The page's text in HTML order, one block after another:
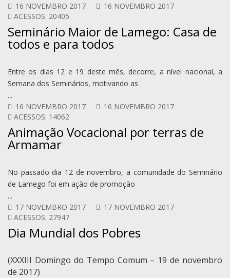
16 NOVEMBRO 2017
16 NOVEMBRO 2017
ACESSOS: 20405
Seminário Maior de Lamego: Casa de
todos e para todos
Entre os dias 12 e 19 deste mês, decorre, a nível nacional, a
Semana dos Seminários, motivando as
...
16 NOVEMBRO 2017
16 NOVEMBRO 2017
ACESSOS: 14062
Animação Vocacional por terras de
Armamar
No passado dia 12 de novembro, a comunidade do Seminário
de Lamego foi em ação de promoção
...
17 NOVEMBRO 2017
17 NOVEMBRO 2017
ACESSOS: 27947
Dia Mundial dos Pobres
(XXXIII Domingo do Tempo Comum – 19 de novembro
de 2017)